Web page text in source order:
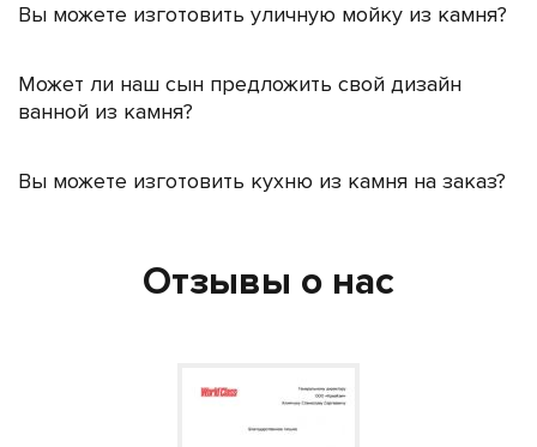
Вы можете изготовить уличную мойку из камня?
Может ли наш сын предложить свой дизайн
ванной из камня?
Вы можете изготовить кухню из камня на заказ?
Отзывы о нас